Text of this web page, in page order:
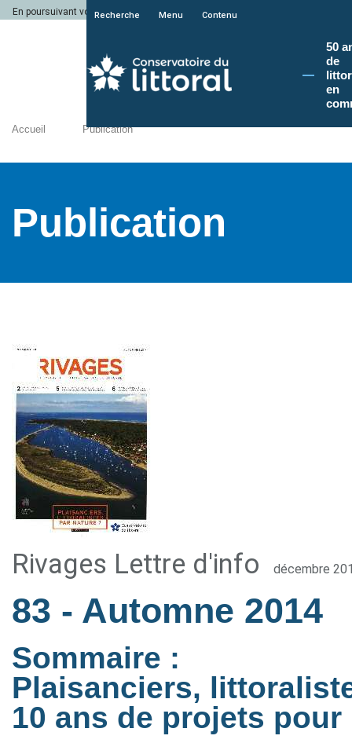
En poursuivant votre navigation sur le site du Conservatoire du littoral, vous
Recherche Menu Contenu
50
de
en
Accueil Publication
Publication
Rivages Lettre d'info décembre
83 - Automne 2014
Sommaire :
Plaisanciers,
10 ans de projets